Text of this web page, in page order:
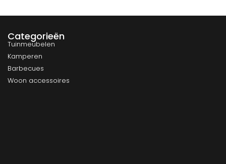
Categorieën
Tuinmeubelen
Kamperen
Barbecues
Woon accessoires